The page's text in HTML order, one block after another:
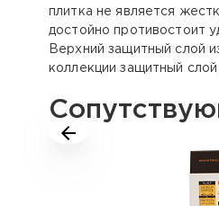
плитка не является
достойно противостоит
Верхний защитный слой
коллекции защитный